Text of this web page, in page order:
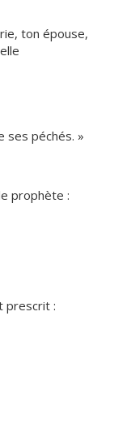
ton épouse,
ses péchés. »
prophète :
prescrit :